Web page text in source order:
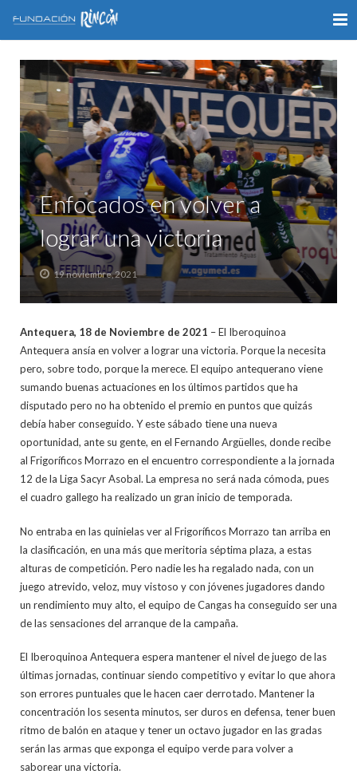
INICIO
LA FUNDACIÓN
APOYO AL DEPORTE
GALERÍA
VÍDEOS
COLABORA
CONTACTO
Enfocados en volver a
lograr una victoria
19 noviembre, 2021
Antequera, 18 de Noviembre de 2021 – El Iberoquinoa
Antequera ansía en volver a lograr una victoria. Porque la necesita
pero, sobre todo, porque la merece. El equipo antequerano viene
sumando buenas actuaciones en los últimos partidos que ha
disputado pero no ha obtenido el premio en puntos que quizás
debía haber conseguido. Y este sábado tiene una nueva
oportunidad, ante su gente, en el Fernando Argüelles, donde recibe
al Frigoríficos Morrazo en el encuentro correspondiente a la jornada
12 de la Liga Sacyr Asobal. La empresa no será nada cómoda, pues
el cuadro gallego ha realizado un gran inicio de temporada.
No entraba en las quinielas ver al Frigoríficos Morrazo tan arriba en
la clasificación, en una más que meritoria séptima plaza, a estas
alturas de competición. Pero nadie les ha regalado nada, con un
juego atrevido, veloz, muy vistoso y con jóvenes jugadores dando
un rendimiento muy alto, el equipo de Cangas ha conseguido ser una
de las sensaciones del arranque de la campaña.
El Iberoquinoa Antequera espera mantener el nivel de juego de las
últimas jornadas, continuar siendo competitivo y evitar lo que ahora
son errores puntuales que le hacen caer derrotado. Mantener la
concentración los sesenta minutos, ser duros en defensa, tener buen
ritmo de balón en ataque y tener un octavo jugador en las gradas
serán las armas que exponga el equipo verde para volver a
saborear una victoria.